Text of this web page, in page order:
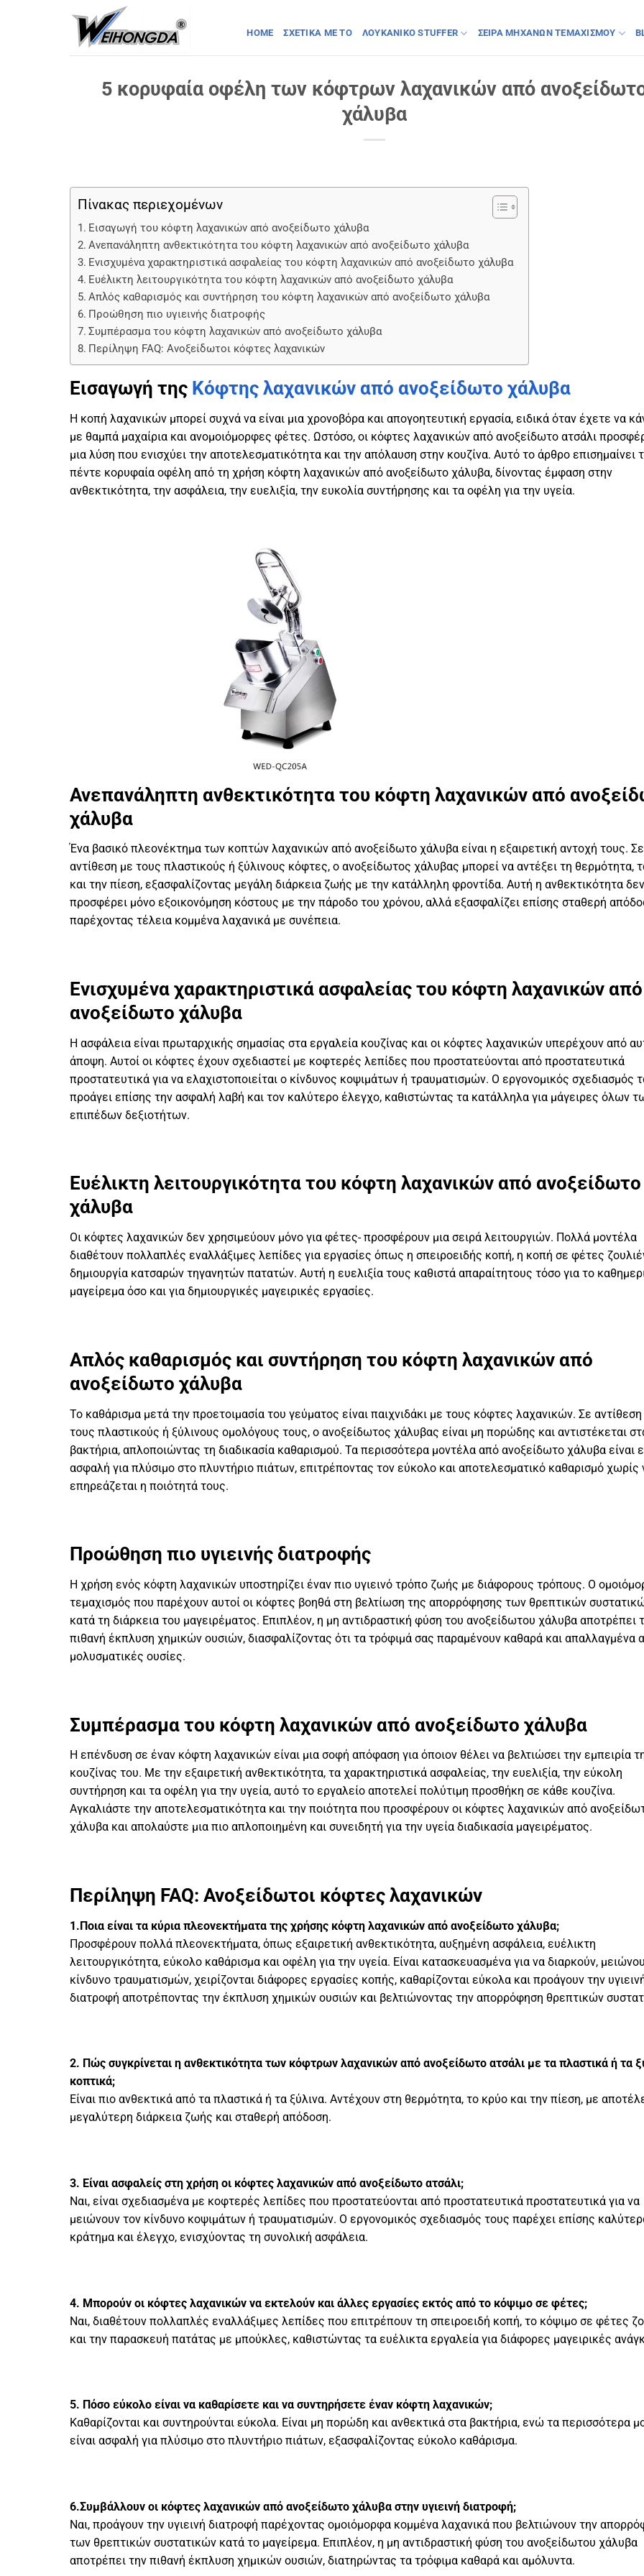
HOME ΣΧΕΤΙΚΆ ΜΕ ΤΟ ΛΟΥΚΆΝΙΚΟ STUFFER ΣΕΙΡΆ ΜΗΧΑΝΏΝ ΤΕΜΑΧΙΣΜΟΎ
5 κορυφαία οφέλη των κόφτρων λαχανικών από
χάλυβα
Πίνακας περιεχομένων
Εισαγωγή του κόφτη λαχανικών από ανοξείδωτο χάλυβα
Ανεπανάληπτη ανθεκτικότητα του κόφτη λαχανικών από ανοξείδωτο χάλυβα
Ενισχυμένα χαρακτηριστικά ασφαλείας του κόφτη λαχανικών από ανοξείδωτο χάλυβα
Ευέλικτη λειτουργικότητα του κόφτη λαχανικών από ανοξείδωτο χάλυβα
Απλός καθαρισμός και συντήρηση του κόφτη λαχανικών από ανοξείδωτο χάλυβα
Προώθηση πιο υγιεινής διατροφής
Συμπέρασμα του κόφτη λαχανικών από ανοξείδωτο χάλυβα
Περίληψη FAQ: Ανοξείδωτοι κόφτες λαχανικών
Εισαγωγή της Κόφτης λαχανικών από ανοξείδωτο χάλυβα
Η κοπή λαχανικών μπορεί συχνά να είναι μια χρονοβόρα και απογοητευτική εργασία, ειδικά όταν έχετε να
με θαμπά μαχαίρια και ανομοιόμορφες φέτες. Ωστόσο, οι κόφτες λαχανικών από ανοξείδωτο ατσάλι
μια λύση που ενισχύει την αποτελεσματικότητα και την απόλαυση στην κουζίνα. Αυτό το άρθρο επισημαίνει
πέντε κορυφαία οφέλη από τη χρήση κόφτη λαχανικών από ανοξείδωτο χάλυβα, δίνοντας έμφαση στην
ανθεκτικότητα, την ασφάλεια, την ευελιξία, την ευκολία συντήρησης και τα οφέλη για την υγεία.
Ανεπανάληπτη ανθεκτικότητα του κόφτη λαχανικών από
χάλυβα
Ένα βασικό πλεονέκτημα των κοπτών λαχανικών από ανοξείδωτο χάλυβα είναι η εξαιρετική αντοχή τους. Σε
αντίθεση με τους πλαστικούς ή ξύλινους κόφτες, ο ανοξείδωτος χάλυβας μπορεί να αντέξει τη θερμότητα,
και την πίεση, εξασφαλίζοντας μεγάλη διάρκεια ζωής με την κατάλληλη φροντίδα. Αυτή η ανθεκτικότητα δεν
προσφέρει μόνο εξοικονόμηση κόστους με την πάροδο του χρόνου, αλλά εξασφαλίζει επίσης σταθερή
παρέχοντας τέλεια κομμένα λαχανικά με συνέπεια.
Ενισχυμένα χαρακτηριστικά ασφαλείας του κόφτη λαχανικών από
ανοξείδωτο χάλυβα
Η ασφάλεια είναι πρωταρχικής σημασίας στα εργαλεία κουζίνας και οι κόφτες λαχανικών υπερέχουν από
άποψη. Αυτοί οι κόφτες έχουν σχεδιαστεί με κοφτερές λεπίδες που προστατεύονται από προστατευτικά
προστατευτικά για να ελαχιστοποιείται ο κίνδυνος κοψιμάτων ή τραυματισμών. Ο εργονομικός σχεδιασμός
προάγει επίσης την ασφαλή λαβή και τον καλύτερο έλεγχο, καθιστώντας τα κατάλληλα για μάγειρες όλων
επιπέδων δεξιοτήτων.
Ευέλικτη λειτουργικότητα του κόφτη λαχανικών από ανοξείδωτο
χάλυβα
Οι κόφτες λαχανικών δεν χρησιμεύουν μόνο για φέτες- προσφέρουν μια σειρά λειτουργιών. Πολλά μοντέλα
διαθέτουν πολλαπλές εναλλάξιμες λεπίδες για εργασίες όπως η σπειροειδής κοπή, η κοπή σε φέτες
δημιουργία κατσαρών τηγανητών πατατών. Αυτή η ευελιξία τους καθιστά απαραίτητους τόσο για το
μαγείρεμα όσο και για δημιουργικές μαγειρικές εργασίες.
Απλός καθαρισμός και συντήρηση του κόφτη λαχανικών από
ανοξείδωτο χάλυβα
Το καθάρισμα μετά την προετοιμασία του γεύματος είναι παιχνιδάκι με τους κόφτες λαχανικών. Σε
τους πλαστικούς ή ξύλινους ομολόγους τους, ο ανοξείδωτος χάλυβας είναι μη πορώδης και αντιστέκεται
βακτήρια, απλοποιώντας τη διαδικασία καθαρισμού. Τα περισσότερα μοντέλα από ανοξείδωτο χάλυβα είναι
ασφαλή για πλύσιμο στο πλυντήριο πιάτων, επιτρέποντας τον εύκολο και αποτελεσματικό καθαρισμό χωρίς
επηρεάζεται η ποιότητά τους.
Προώθηση πιο υγιεινής διατροφής
Η χρήση ενός κόφτη λαχανικών υποστηρίζει έναν πιο υγιεινό τρόπο ζωής με διάφορους τρόπους. Ο
τεμαχισμός που παρέχουν αυτοί οι κόφτες βοηθά στη βελτίωση της απορρόφησης των θρεπτικών
κατά τη διάρκεια του μαγειρέματος. Επιπλέον, η μη αντιδραστική φύση του ανοξείδωτου χάλυβα αποτρέπει
πιθανή έκπλυση χημικών ουσιών, διασφαλίζοντας ότι τα τρόφιμά σας παραμένουν καθαρά και απαλλαγμένα
μολυσματικές ουσίες.
Συμπέρασμα του κόφτη λαχανικών από ανοξείδωτο χάλυβα
Η επένδυση σε έναν κόφτη λαχανικών είναι μια σοφή απόφαση για όποιον θέλει να βελτιώσει την εμπειρία
κουζίνας του. Με την εξαιρετική ανθεκτικότητα, τα χαρακτηριστικά ασφαλείας, την ευελιξία, την εύκολη
συντήρηση και τα οφέλη για την υγεία, αυτό το εργαλείο αποτελεί πολύτιμη προσθήκη σε κάθε κουζίνα.
Αγκαλιάστε την αποτελεσματικότητα και την ποιότητα που προσφέρουν οι κόφτες λαχανικών από
χάλυβα και απολαύστε μια πιο απλοποιημένη και συνειδητή για την υγεία διαδικασία μαγειρέματος.
Περίληψη FAQ: Ανοξείδωτοι κόφτες λαχανικών
1.Ποια είναι τα κύρια πλεονεκτήματα της χρήσης κόφτη λαχανικών από ανοξείδωτο χάλυβα;
Προσφέρουν πολλά πλεονεκτήματα, όπως εξαιρετική ανθεκτικότητα, αυξημένη ασφάλεια, ευέλικτη
λειτουργικότητα, εύκολο καθάρισμα και οφέλη για την υγεία. Είναι κατασκευασμένα για να διαρκούν,
κίνδυνο τραυματισμών, χειρίζονται διάφορες εργασίες κοπής, καθαρίζονται εύκολα και προάγουν την
διατροφή αποτρέποντας την έκπλυση χημικών ουσιών και βελτιώνοντας την απορρόφηση θρεπτικών
2. Πώς συγκρίνεται η ανθεκτικότητα των κόφτρων λαχανικών από ανοξείδωτο ατσάλι με τα πλαστικά ή τα
κοπτικά;
Είναι πιο ανθεκτικά από τα πλαστικά ή τα ξύλινα. Αντέχουν στη θερμότητα, το κρύο και την πίεση, με
μεγαλύτερη διάρκεια ζωής και σταθερή απόδοση.
3. Είναι ασφαλείς στη χρήση οι κόφτες λαχανικών από ανοξείδωτο ατσάλι;
Ναι, είναι σχεδιασμένα με κοφτερές λεπίδες που προστατεύονται από προστατευτικά προστατευτικά για να
μειώνουν τον κίνδυνο κοψιμάτων ή τραυματισμών. Ο εργονομικός σχεδιασμός τους παρέχει επίσης
κράτημα και έλεγχο, ενισχύοντας τη συνολική ασφάλεια.
4. Μπορούν οι κόφτες λαχανικών να εκτελούν και άλλες εργασίες εκτός από το κόψιμο σε φέτες;
Ναι, διαθέτουν πολλαπλές εναλλάξιμες λεπίδες που επιτρέπουν τη σπειροειδή κοπή, το κόψιμο σε φέτες
και την παρασκευή πατάτας με μπούκλες, καθιστώντας τα ευέλικτα εργαλεία για διάφορες μαγειρικές
5. Πόσο εύκολο είναι να καθαρίσετε και να συντηρήσετε έναν κόφτη λαχανικών;
Καθαρίζονται και συντηρούνται εύκολα. Είναι μη πορώδη και ανθεκτικά στα βακτήρια, ενώ τα περισσότερα
είναι ασφαλή για πλύσιμο στο πλυντήριο πιάτων, εξασφαλίζοντας εύκολο καθάρισμα.
6.Συμβάλλουν οι κόφτες λαχανικών από ανοξείδωτο χάλυβα στην υγιεινή διατροφή;
Ναι, προάγουν την υγιεινή διατροφή παρέχοντας ομοιόμορφα κομμένα λαχανικά που βελτιώνουν την
των θρεπτικών συστατικών κατά το μαγείρεμα. Επιπλέον, η μη αντιδραστική φύση του ανοξείδωτου χάλυβα
αποτρέπει την πιθανή έκπλυση χημικών ουσιών, διατηρώντας τα τρόφιμα καθαρά και αμόλυντα.